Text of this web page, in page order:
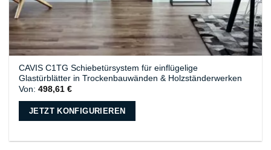
CAVIS C1TG Schiebetürsystem für einflügelige
Glastürblätter in Trockenbauwänden & Holzständerwerken
Von:498,61€
JETZT KONFIGURIEREN